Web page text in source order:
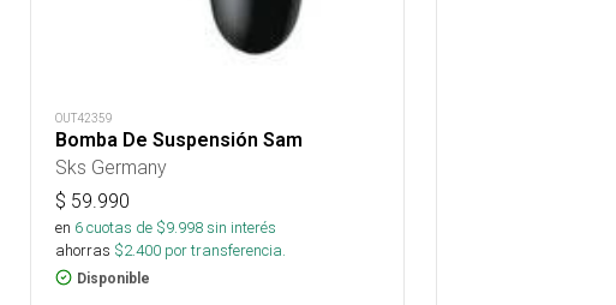
OUT42359
Bomba De Suspensión Sam
Sks Germany
$ 59.990
en 6cuotas de $9.998sin interés
ahorras $2.400 por transferencia.
Disponible